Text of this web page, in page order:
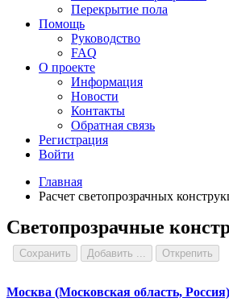
Перекрытие пола
Помощь
Руководство
FAQ
О проекте
Информация
Новости
Контакты
Обратная связь
Регистрация
Войти
Главная
Расчет светопрозрачных
Светопрозрачные
Сохранить Добавить ... Открепить
Москва (Московская область, Россия)